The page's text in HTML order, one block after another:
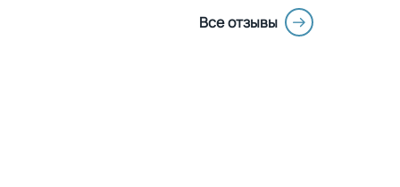
Все отзывы